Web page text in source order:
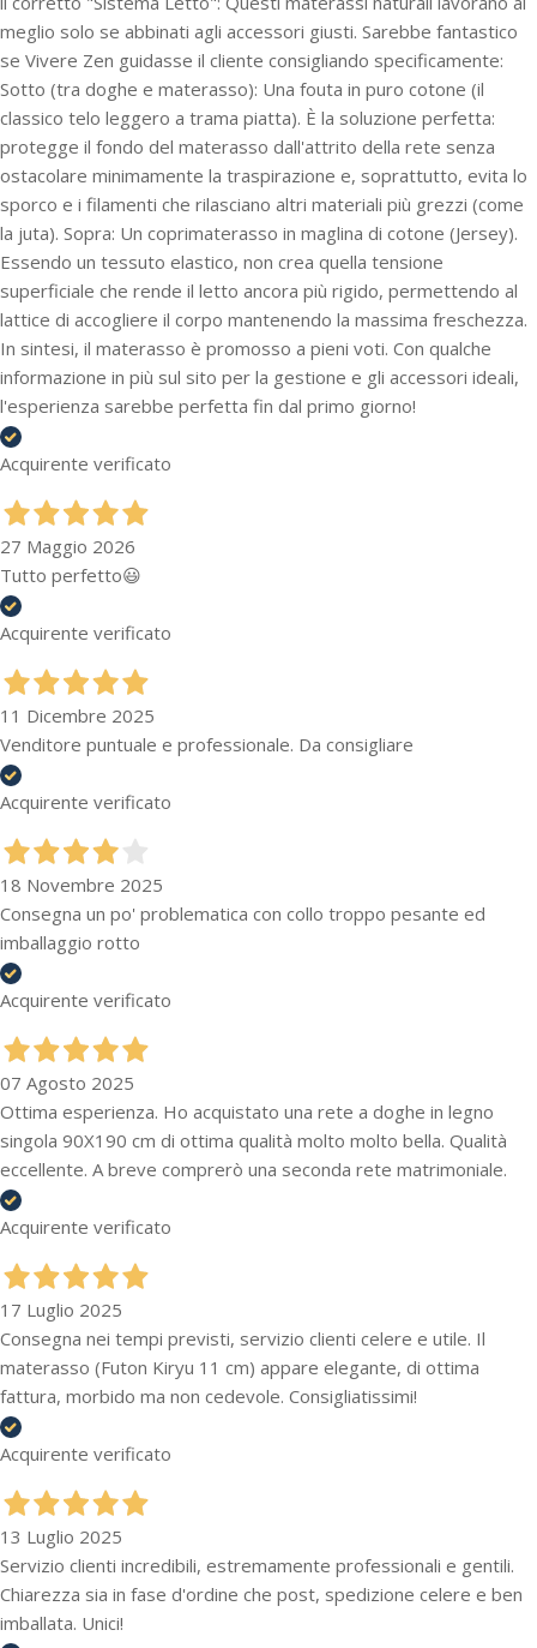
meglio solo se abbinati agli accessori giusti. Sarebbe fantastico
se Vivere Zen guidasse il cliente consigliando specificamente:
Sotto (tra doghe e materasso): Una fouta in puro cotone (il
classico telo leggero a trama piatta). È la soluzione perfetta:
protegge il fondo del materasso dall'attrito della rete senza
ostacolare minimamente la traspirazione e, soprattutto, evita lo
sporco e i filamenti che rilasciano altri materiali più grezzi (come
la juta). Sopra: Un coprimaterasso in maglina di cotone (Jersey).
Essendo un tessuto elastico, non crea quella tensione
superficiale che rende il letto ancora più rigido, permettendo al
lattice di accogliere il corpo mantenendo la massima freschezza.
In sintesi, il materasso è promosso a pieni voti. Con qualche
informazione in più sul sito per la gestione e gli accessori ideali,
l'esperienza sarebbe perfetta fin dal primo giorno!
Acquirente verificato
27 Maggio 2026
Tutto perfetto😃
Acquirente verificato
11 Dicembre 2025
Venditore puntuale e professionale. Da consigliare
Acquirente verificato
18 Novembre 2025
Consegna un po' problematica con collo troppo pesante ed
imballaggio rotto
Acquirente verificato
07 Agosto 2025
Ottima esperienza. Ho acquistato una rete a doghe in legno
singola 90X190 cm di ottima qualità molto molto bella. Qualità
eccellente. A breve comprerò una seconda rete matrimoniale.
Acquirente verificato
17 Luglio 2025
Consegna nei tempi previsti, servizio clienti celere e utile. Il
materasso (Futon Kiryu 11 cm) appare elegante, di ottima
fattura, morbido ma non cedevole. Consigliatissimi!
Acquirente verificato
13 Luglio 2025
Servizio clienti incredibili, estremamente professionali e gentili.
Chiarezza sia in fase d'ordine che post, spedizione celere e ben
imballata. Unici!